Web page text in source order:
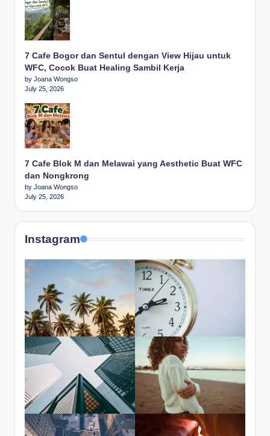
7 Cafe Bogor dan Sentul dengan View Hijau untuk
WFC, Cocok Buat Healing Sambil Kerja
by Joana Wongso
July 25, 2026
7 Cafe Blok M dan Melawai yang Aesthetic Buat WFC
dan Nongkrong
by Joana Wongso
July 25, 2026
Instagram